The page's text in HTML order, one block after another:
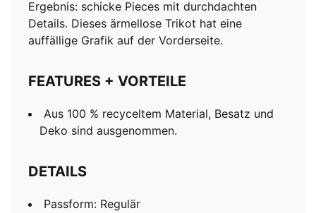
Ergebnis: schicke Pieces mit durchdachten
Details. Dieses ärmellose Trikot hat eine
auffällige Grafik auf der Vorderseite.
FEATURES + VORTEILE
Aus 100 % recyceltem Material, Besatz und
Deko sind ausgenommen.
DETAILS
Passform: Regulär